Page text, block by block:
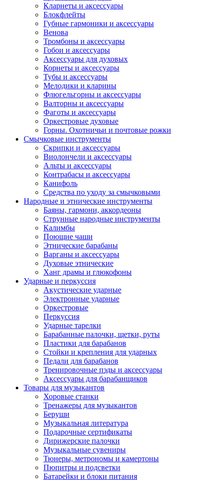
Кларнеты и аксессуары
Блокфлейты
Губные гармоники и аксессуары
Венова
Тромбоны и аксессуары
Гобои и аксессуары
Аксессуары для духовых
Корнеты и аксессуары
Тубы и аксессуары
Мелодики и кларины
Флюгельгорны и аксессуары
Валторны и аксессуары
Фаготы и аксессуары
Оркестровые духовые
Горны. Охотничьи и почтовые рожки
Смычковые инструменты
Скрипки и аксессуары
Виолончели и аксессуары
Альты и аксессуары
Контрабасы и аксессуары
Канифоль
Средства по уходу за смычковыми
Народные и этнические инструменты
Баяны, гармони, аккордеоны
Струнные народные инструменты
Калимбы
Поющие чаши
Этнические барабаны
Варганы и аксессуары
Духовые этнические
Ханг драмы и глюкофоны
Ударные и перкуссия
Акустические ударные
Электронные ударные
Оркестровые
Перкуссия
Ударные тарелки
Барабанные палочки, щетки, руты
Пластики для барабанов
Стойки и крепления для ударных
Педали для барабанов
Тренировочные пэды и аксессуары
Аксессуары для барабанщиков
Товары для музыкантов
Хоровые станки
Тренажеры для музыкантов
Беруши
Музыкальная литература
Подарочные сертификаты
Дирижерские палочки
Музыкальные сувениры
Тюнеры, метрономы и камертоны
Пюпитры и подсветки
Батарейки и блоки питания